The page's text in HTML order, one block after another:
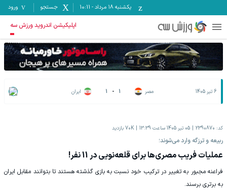
یکشنبه ۱۸ مرداد -
10:11 جستجو ورود
اپلیکیشن اندروید ورزش سه
6 تیر 1405 مصر 1
-
1 ایران
کد: 2390870 05 تیر 1405 ساعت 13:39 70K بازدید
ربیعه و ترزگه وارد می‌شوند؛
عملیات فریب مصری‌ها برای قلعه‌نویی در 11 نفر!
فراعنه مجبور به تغییر در ترکیب خود نسبت به بازی گذشته هستند تا بتوانند مقابل ایران
به برتری برسند.